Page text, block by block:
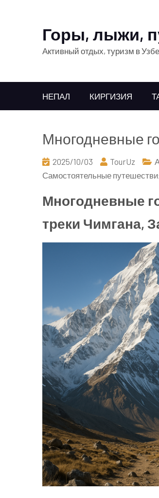
Горы, лыжи,
Активный отдых, туризм в
НЕПАЛ КИРГИЗИЯ
Многодневные
2025/10/03 TourUz
Самостоятельные
Многодневные
треки Чимгана,